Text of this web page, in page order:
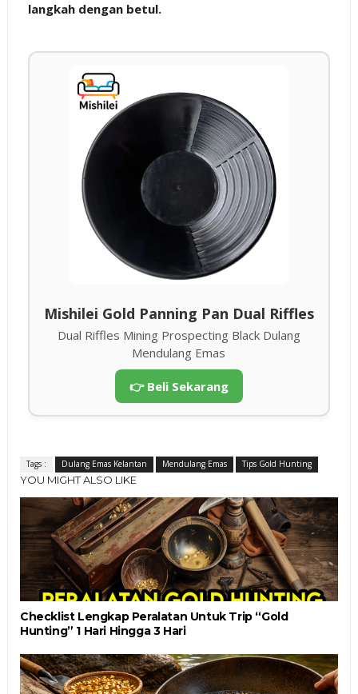
langkah dengan betul.
Mishilei Gold Panning Pan Dual Riffles
Dual Riffles Mining Prospecting Black Dulang
Mendulang Emas
👉 Beli Sekarang
Tags : Dulang Emas Kelantan Mendulang Emas Tips Gold Hunting
YOU MIGHT ALSO LIKE
Checklist Lengkap Peralatan Untuk Trip “Gold
Hunting” 1 Hari Hingga 3 Hari